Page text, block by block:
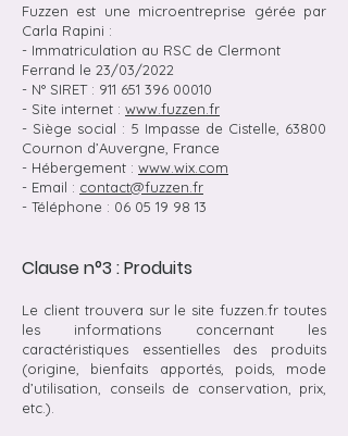
Fuzzen est une microentreprise gérée par
Carla Rapini :
- Immatriculation au RSC de Clermont
Ferrand le 23/03/2022
- N° SIRET : 911 651 396 00010
- Site internet : www.fuzzen.fr
- Siège social : 5 Impasse de Cistelle, 63800
Cournon d’Auvergne, France
- Hébergement : www.wix.com
- Email : contact@fuzzen.fr
- Téléphone : 06 05 19 98 13
Clause n°3 : Produits
Le client trouvera sur le site fuzzen.fr toutes
les informations concernant les
caractéristiques essentielles des produits
(origine, bienfaits apportés, poids, mode
d’utilisation, conseils de conservation, prix,
etc.).